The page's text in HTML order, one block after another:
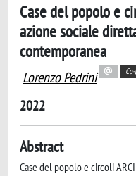
Case del popolo e
azione sociale
contemporanea
Lorenzo Pedrini
2022
Abstract
Case del popolo e circoli